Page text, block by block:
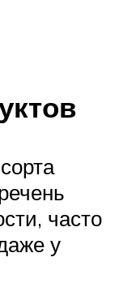
часто
у